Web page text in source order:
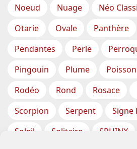
Noeud
Nuage Néo
Otarie
Ovale Panthère
Pendantes
Perle
Pingouin
Plume Poisson
Rodéo
Rond Rosace
Scorpion
Serpent
Signe
Soleil
Solitaire SPHINX